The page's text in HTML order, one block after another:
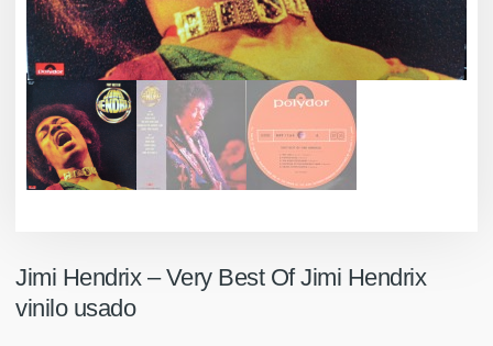
Jimi Hendrix – Very Best Of Jimi Hendrix
vinilo usado